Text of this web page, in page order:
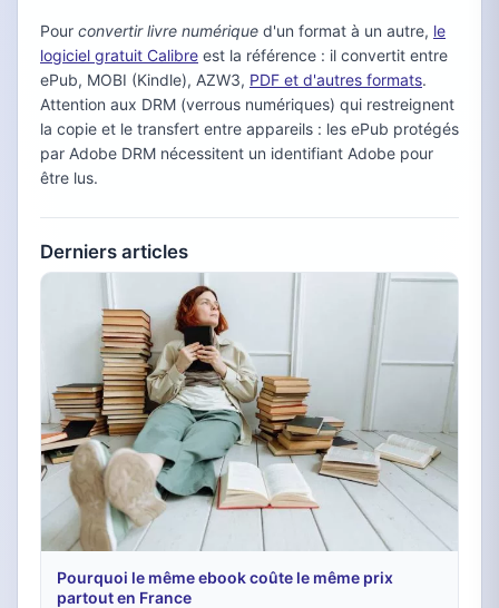
Pour convertir livre numérique d'un format à un autre, le
logiciel gratuit Calibre est la référence : il convertit entre
ePub, MOBI (Kindle), AZW3, PDF et d'autres formats.
Attention aux DRM (verrous numériques) qui restreignent
la copie et le transfert entre appareils : les ePub protégés
par Adobe DRM nécessitent un identifiant Adobe pour
être lus.
Derniers articles
Pourquoi le même ebook coûte le même prix
partout en France